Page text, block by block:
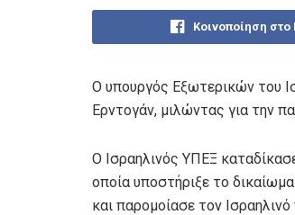
Κοινοποίηση
Ο υπουργός Εξωτερικών του
Ερντογάν, μιλώντας για την
Ο Ισραηλινός ΥΠΕΞ
οποία υποστήριξε το
και παρομοίασε τον